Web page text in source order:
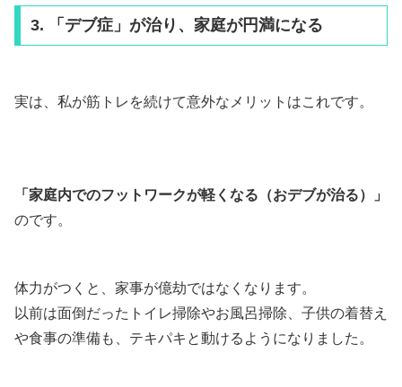
3. 「デブ症」が治り、家庭が円満になる
実は、私が筋トレを続けて意外なメリットはこれです。
「家庭内でのフットワークが軽くなる（おデブが治る）」
のです。
体力がつくと、家事が億劫ではなくなります。
以前は面倒だったトイレ掃除やお風呂掃除、子供の着替え
や食事の準備も、テキパキと動けるようになりました。